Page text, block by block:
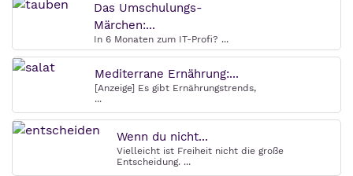
Das Umschulungs-
Märchen:...
In 6 Monaten zum IT-Profi? ...
Mediterrane Ernährung:...
[Anzeige] Es gibt Ernährungstrends,
...
Wenn du nicht...
Vielleicht ist Freiheit nicht die große
Entscheidung. ...